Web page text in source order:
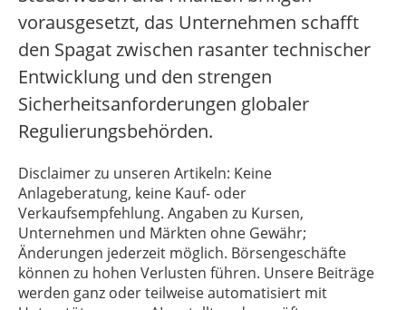
vorausgesetzt, das Unternehmen schafft
den Spagat zwischen rasanter technischer
Entwicklung und den strengen
Sicherheitsanforderungen globaler
Regulierungsbehörden.
Disclaimer zu unseren Artikeln: Keine
Anlageberatung, keine Kauf- oder
Verkaufsempfehlung. Angaben zu Kursen,
Unternehmen und Märkten ohne Gewähr;
Änderungen jederzeit möglich. Börsengeschäfte
können zu hohen Verlusten führen. Unsere Beiträge
werden ganz oder teilweise automatisiert mit